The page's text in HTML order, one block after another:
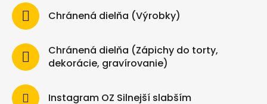
Chránená dielňa (Výrobky)
Chránená dielňa (Zápichy do torty,
dekorácie, gravírovanie)
Instagram OZ Silnejší slabším